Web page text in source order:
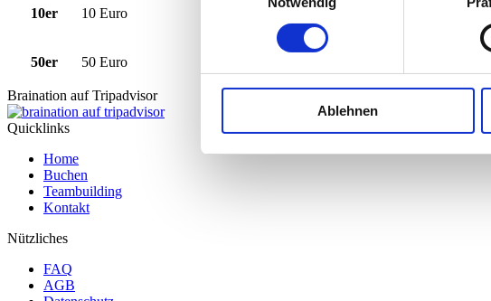
Ablehnen
10er 10 Euro
50er 50 Euro
Braination auf Tripadvisor
Quicklinks
Home
Buchen
Teambuilding
Kontakt
Nützliches
FAQ
AGB